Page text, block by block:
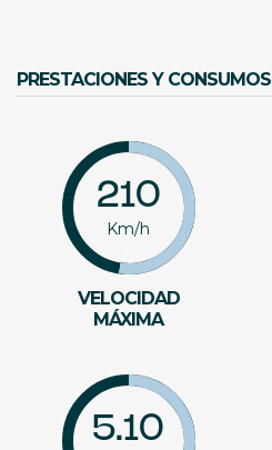
PRESTACIONES Y CONSUMOS
210
Km/h
VELOCIDAD
MÁXIMA
5.10